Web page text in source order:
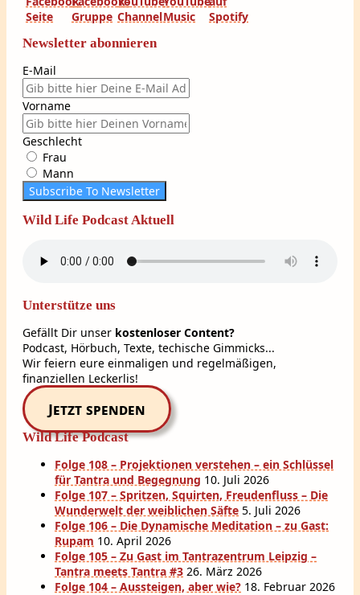
Newsletter abonnieren
E-Mail
Vorname
Geschlecht
Frau
Mann
Subscribe To Newsletter
Wild Life Podcast Aktuell
Unterstütze uns
Gefällt Dir unser kostenloser Content?
Podcast, Hörbuch, Texte, techische Gimmicks...
Wir feiern eure einmaligen und regelmäßigen,
finanziellen Leckerlis!
Jetzt spenden
Wild Life Podcast
Folge 108 – Projektionen verstehen – ein Schlüssel
für Tantra und Begegnung 10. Juli 2026
Folge 107 – Spritzen, Squirten, Freudenfluss – Die
Wunderwelt der weiblichen Säfte 5. Juli 2026
Folge 106 – Die Dynamische Meditation – zu Gast:
Rupam 10. April 2026
Folge 105 – Zu Gast im Tantrazentrum Leipzig –
Tantra meets Tantra #3 26. März 2026
Folge 104 – Aussteigen, aber wie? 18. Februar 2026